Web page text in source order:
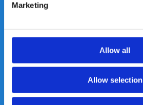
Marketing
Allow all
Allow selection
Out of the box met klanten meedenken